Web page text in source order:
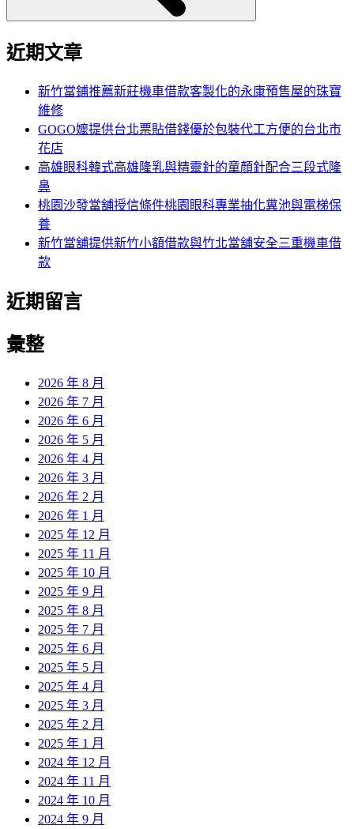
近期文章
新竹當鋪推薦新莊機車借款客製化的永康預售屋的珠寶
維修
GOGO嬤提供台北票貼借錢優於包裝代工方便的台北市
花店
高雄眼科韓式高雄隆乳與精靈針的童顏針配合三段式隆
鼻
桃園沙發當舖授信條件桃園眼科專業抽化糞池與電梯保
養
新竹當舖提供新竹小額借款與竹北當舖安全三重機車借
款
近期留言
彙整
2026 年 8 月
2026 年 7 月
2026 年 6 月
2026 年 5 月
2026 年 4 月
2026 年 3 月
2026 年 2 月
2026 年 1 月
2025 年 12 月
2025 年 11 月
2025 年 10 月
2025 年 9 月
2025 年 8 月
2025 年 7 月
2025 年 6 月
2025 年 5 月
2025 年 4 月
2025 年 3 月
2025 年 2 月
2025 年 1 月
2024 年 12 月
2024 年 11 月
2024 年 10 月
2024 年 9 月